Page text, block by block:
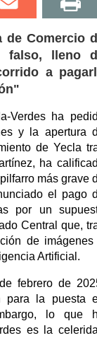
de Comercio
falso, lleno
a
Verdes ha
y la apertura
de Yecla
ha
más grave
el pago
por un
Central que,
de
Artificial.
febrero de
para la puesta
lo que
es la